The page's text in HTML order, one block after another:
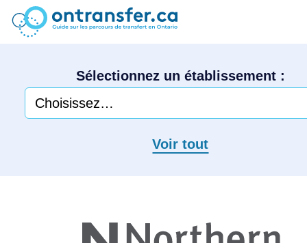
Sélectionnez un établissement :
Voir tout